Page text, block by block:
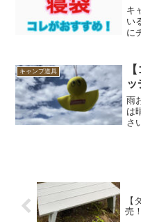
キ
い
に
キャンプ道具
ッ
雨
は
さ
【
売！